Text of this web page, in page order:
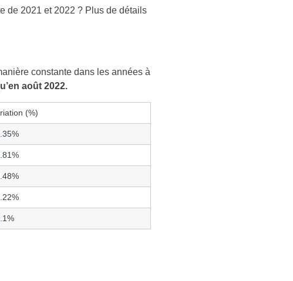
de 2021 et 2022 ? Plus de détails
constante dans les années à
août 2022.
(%)